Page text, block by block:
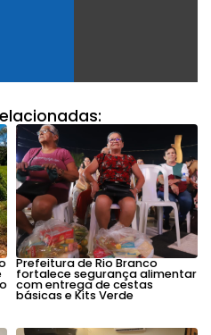
Prefeitura de Rio Branco
fortalece segurança alimentar
com entrega de cestas
básicas e Kits Verde